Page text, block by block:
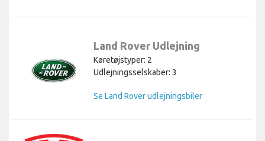
Land Rover Udlejning
Køretøjstyper: 2
Udlejningsselskaber: 3
Se Land Rover udlejningsbiler